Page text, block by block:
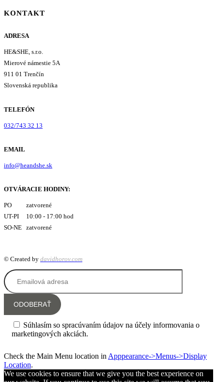
KONTAKT
ADRESA
HE&SHE, s.r.o.
Mierové námestie 5A
911 01 Trenčín
Slovenská republika
TELEFÓN
032/743 32 13
EMAIL
info@heandshe.sk
OTVÁRACIE HODINY:
PO zatvorené
UT-PI 10:00 - 17:00 hod
SO-NE zatvorené
© Created by davidhorov.com
Súhlasím so spracúvaním údajov na účely informovania o
marketingových akciách.
Check the Main Menu location in Apppearance->Menus->Display
Location.
We use cookies to ensure that we give you the best experience on